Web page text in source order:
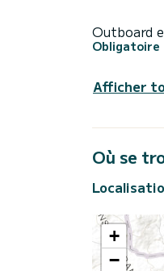
Outboard
Obligatoire
Afficher
Où se
+
−